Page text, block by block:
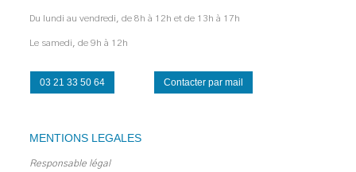
Du lundi au vendredi, de 8h à 12h et de 13h à 17h
Le samedi, de 9h à 12h
03 21 33 50 64 Contacter par mail
MENTIONS LEGALES
Responsable légal